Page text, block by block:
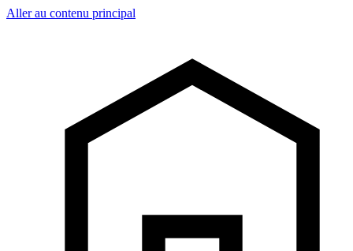
Aller au contenu principal